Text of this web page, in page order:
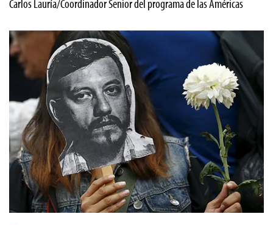
Carlos Lauría/Coordinador Senior del programa de las Américas